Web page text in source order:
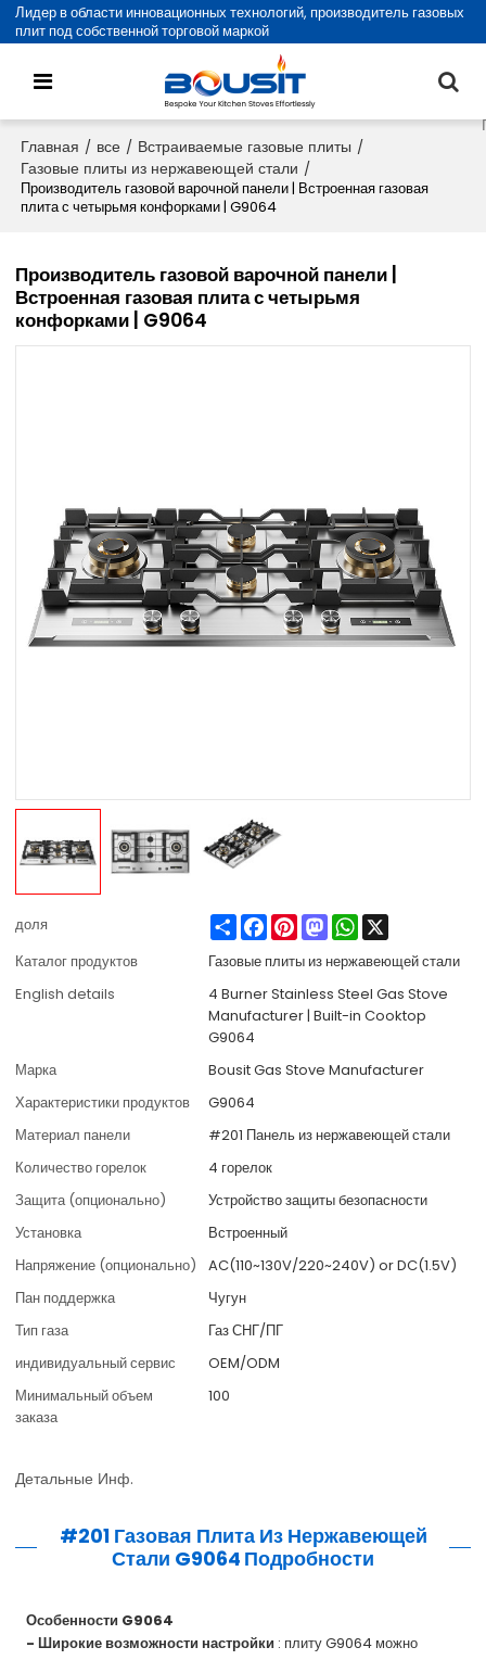
Лидер в области инновационных технологий, производитель газовых
плит под собственной торговой маркой
Главная / все / Встраиваемые газовые плиты /
Газовые плиты из нержавеющей стали /
Производитель газовой варочной панели | Встроенная газовая
плита с четырьмя конфорками | G9064
Производитель газовой варочной панели |
Встроенная газовая плита с четырьмя
конфорками | G9064
доля ShareFacebook
PinterestMastodonWhatsApp
Каталог продуктов
Газовые плиты из нержавеющей стали
English details
4 Burner Stainless Steel Gas Stove
Manufacturer | Built-in Cooktop
G9064
Марка
Bousit Gas Stove Manufacturer
Характеристики продуктов
G9064
Материал панели
#201 Панель из нержавеющей стали
Количество горелок
4 горелок
Защита (опционально)
Устройство защиты безопасности
Установка
Встроенный
Напряжение (опционально)
AC(110~130V/220~240V) or DC(1.5V)
Пан поддержка
Чугун
Тип газа
Газ СНГ/ПГ
индивидуальный сервис
OEM/ODM
Минимальный объем
заказа
100
Детальные Инф.
#201 Газовая Плита Из Нержавеющей
Стали G9064 Подробности
Особенности G9064
- Широкие возможности настройки : плиту G9064 можно